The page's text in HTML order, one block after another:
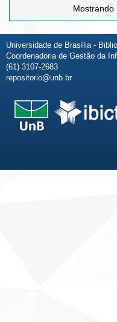
Mostrando
Universidade de Brasília -
Coordenadoria de Gestão da
(61) 3107-2683
repositorio@unb.br